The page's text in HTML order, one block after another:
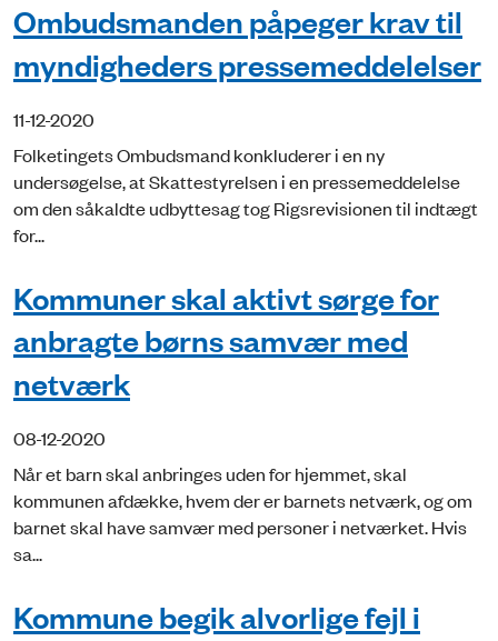
Ombudsmanden påpeger krav til
myndigheders pressemeddelelser
11-12-2020
Folketingets Ombudsmand konkluderer i en ny
undersøgelse, at Skattestyrelsen i en pressemeddelelse
om den såkaldte udbyttesag tog Rigsrevisionen til indtægt
for...
Kommuner skal aktivt sørge for
anbragte børns samvær med
netværk
08-12-2020
Når et barn skal anbringes uden for hjemmet, skal
kommunen afdække, hvem der er barnets netværk, og om
barnet skal have samvær med personer i netværket. Hvis
sa...
Kommune begik alvorlige fejl i